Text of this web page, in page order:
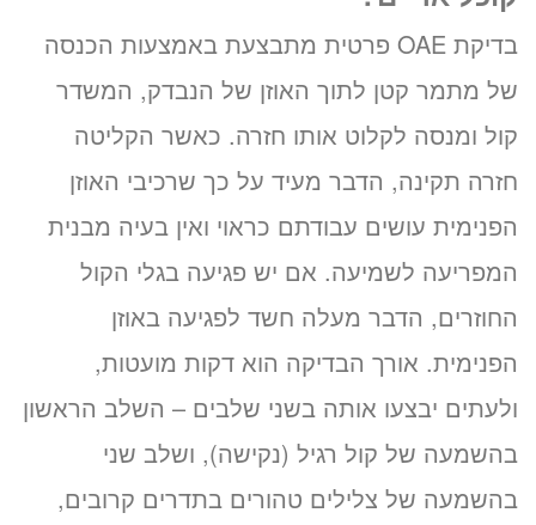
בדיקת OAE פרטית מתבצעת באמצעות הכנסה
של מתמר קטן לתוך האוזן של הנבדק, המשדר
קול ומנסה לקלוט אותו חזרה. כאשר הקליטה
חזרה תקינה, הדבר מעיד על כך שרכיבי האוזן
הפנימית עושים עבודתם כראוי ואין בעיה מבנית
המפריעה לשמיעה. אם יש פגיעה בגלי הקול
החוזרים, הדבר מעלה חשד לפגיעה באוזן
הפנימית. אורך הבדיקה הוא דקות מועטות,
ולעתים יבצעו אותה בשני שלבים – השלב הראשון
בהשמעה של קול רגיל (נקישה), ושלב שני
בהשמעה של צלילים טהורים בתדרים קרובים,